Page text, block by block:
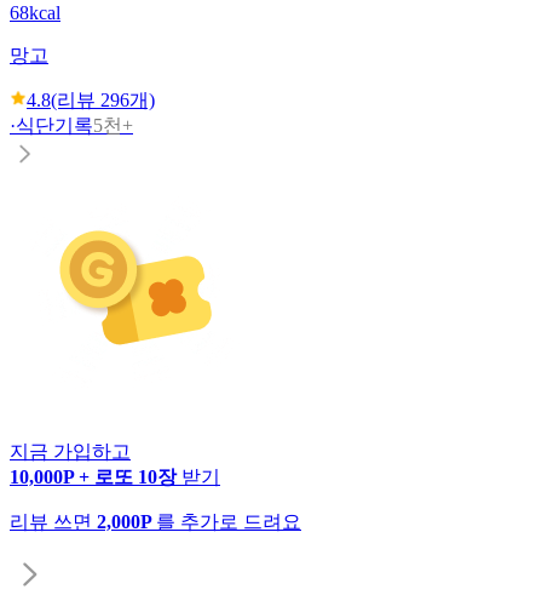
68kcal
망고
4.8(리뷰 296개)
·식단기록5천+
지금 가입하고
10,000P + 로또 10장 받기
리뷰 쓰면 2,000P 를 추가로 드려요